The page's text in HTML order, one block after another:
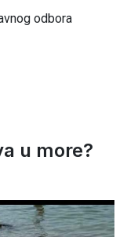
odbora
u more?